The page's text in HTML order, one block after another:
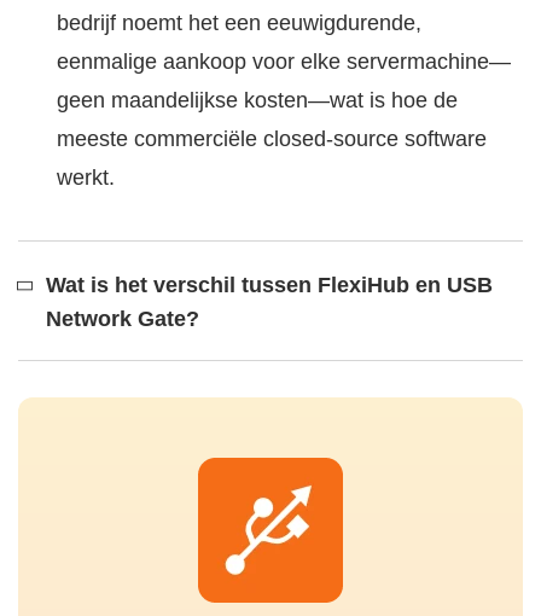
bedrijf noemt het een eeuwigdurende,
eenmalige aankoop voor elke servermachine—
geen maandelijkse kosten—wat is hoe de
meeste commerciële closed-source software
werkt.
Wat is het verschil tussen FlexiHub en USB
Network Gate?